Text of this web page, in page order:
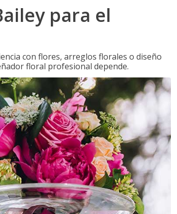
para el
con flores, arreglos florales o diseño
floral profesional depende.